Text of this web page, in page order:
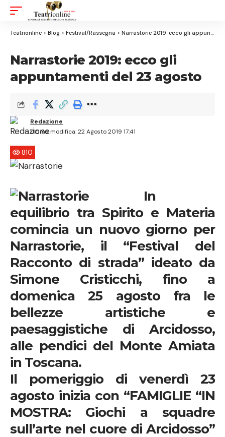
Resizer
Teatrionline > Blog > Festival/Rassegna > Narrastorie 2019: ecco gli appuntamenti del 23 agosto
Narrastorie 2019: ecco gli
appuntamenti del 23 agosto
Ultima modifica: 22 Agosto 2019 17:41
Redazione
810
In
equilibrio tra Spirito e Materia
comincia un nuovo giorno per
Narrastorie, il “Festival del
Racconto di strada” ideato da
Simone Cristicchi, fino a
domenica 25 agosto fra le
bellezze artistiche e
paesaggistiche di Arcidosso,
alle pendici del Monte Amiata
in Toscana.
Il pomeriggio di venerdì 23
agosto inizia con “FAMIGLIE “IN
MOSTRA: Giochi a squadre
sull’arte nel cuore di Arcidosso”